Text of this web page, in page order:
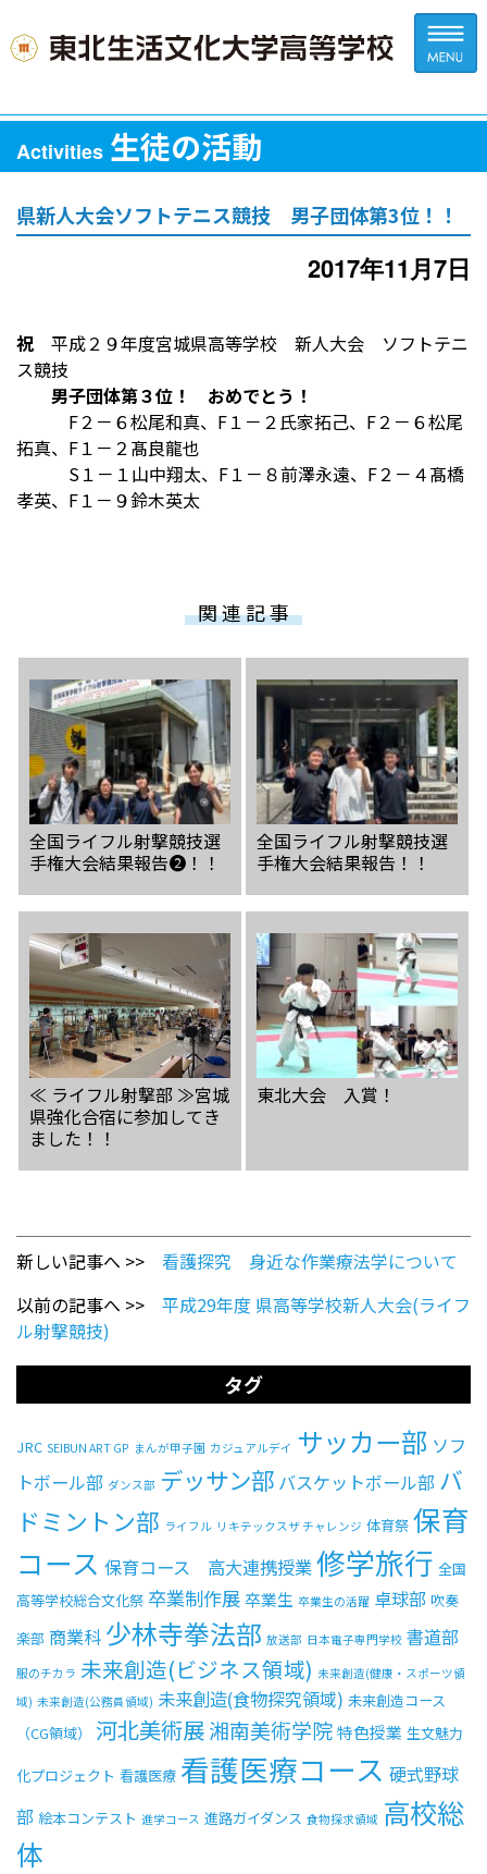
アクセス お問い合わせ
教員採用情報(PDF) 各種証明書
寄付金のお願い
Activities 生徒の活動
県新人大会ソフトテニス競技 男子団体第3位！！
2017年11月7日
祝 平成２９年度宮城県高等学校 新人大会 ソフトテニ
ス競技
男子団体第３位！ おめでとう！
F２－６松尾和真、F１－２氏家拓己、F２－６松尾
拓真、F１－２髙良龍也
S１－１山中翔太、F１－８前澤永遠、F２－４髙橋
孝英、F１－９鈴木英太
関 連 記 事
全国ライフル射撃競技選
手権大会結果報告❷！！
全国ライフル射撃競技選
手権大会結果報告！！
≪ ライフル射撃部 ≫宮城
県強化合宿に参加してき
ました！！
東北大会 入賞！
新しい記事へ >> 看護探究 身近な作業療法学について
以前の記事へ >> 平成29年度 県高等学校新人大会(ライフ
ル射撃競技)
タグ
JRC SEIBUN ART GP まんが甲子園 カジュアルデイ サッカー部 ソフ
トボール部 ダンス部 デッサン部 バスケットボール部 バ
ドミントン部 ライフル リキテックスザ チャレンジ 体育祭 保育
コース 保育コース 高大連携授業修学旅行 全国
高等学校総合文化祭 卒業制作展卒業生 卒業生の活躍 卓球部 吹奏
楽部 商業科 少林寺拳法部 放送部 日本電子専門学校 書道部
服のチカラ 未来創造(ビジネス領域) 未来創造(健康・スポーツ領
域) 未来創造(公務員領域) 未来創造(食物探究領域) 未来創造コース
（CG領域）
河北美術展湘南美術学院特色授業 生文魅力
化プロジェクト 看護医療 看護医療コース 硬式野球
部 絵本コンテスト 進学コース 進路ガイダンス 食物探求領域 高校総
体